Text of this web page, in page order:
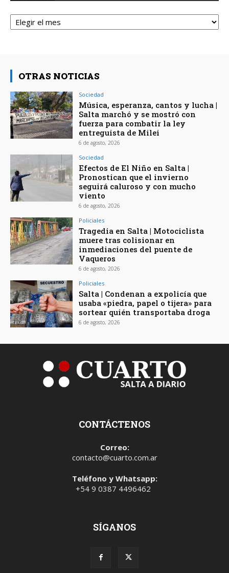
Archivos
OTRAS NOTICIAS
Sociedad
Música, esperanza, cantos y lucha |
Salta marchó y se mostró con
fuerza para combatir la ley
entreguista de Milei
6 de agosto, 2026
Sociedad
Efectos de El Niño en Salta |
Pronostican que el invierno
seguirá caluroso y con mucho
viento
6 de agosto, 2026
Policiales
Tragedia en Salta | Motociclista
muere tras colisionar en
inmediaciones del puente de
Vaqueros
6 de agosto, 2026
Policiales
Salta | Condenan a expolicía que
usaba «piedra, papel o tijera» para
sortear quién transportaba droga
6 de agosto, 2026
CONTÁCTENOS
Correo:
contacto@cuarto.com.ar
Teléfono y Whatsapp:
+54 9 0387 4496462
SÍGANOS